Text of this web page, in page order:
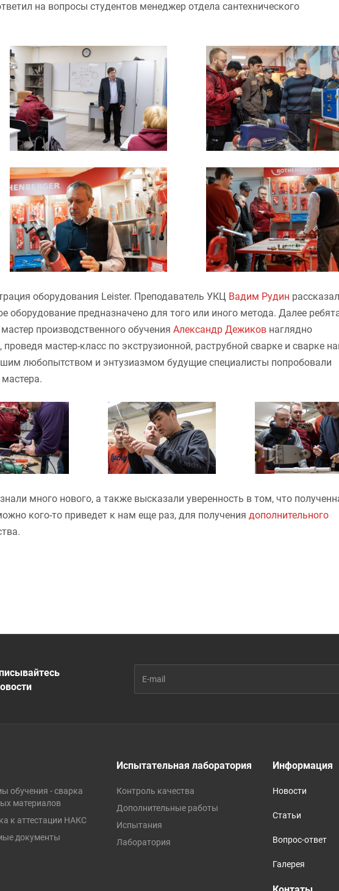
на вопросы студентов менеджер отдела сантехнического
оборудования Leister. Преподаватель УКЦ Вадим Рудин
оборудование предназначено для того или иного метода. Далее
производственного обучения Александр Дежиков наглядно
мастер-класс по экструзионной, раструбной сварке и сварке
любопытством и энтузиазмом будущие специалисты попробовали
много нового, а также высказали уверенность в том, что
кого-то приведет к нам еще раз, для получения дополнительного
обучения - сварка
материалов
к аттестации НАКС
документы
Испытательная лаборатория
Контроль качества
Дополнительные работы
Испытания
Лаборатория
Информация
Новости
Статьи
Вопрос-ответ
Галерея